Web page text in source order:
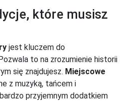
które musisz
jest kluczem do
to na zrozumienie historii
się znajdujesz. Miejscowe
z muzyką, tańcem i
przyjemnym dodatkiem